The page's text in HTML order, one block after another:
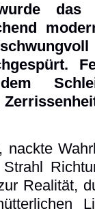
Realität,